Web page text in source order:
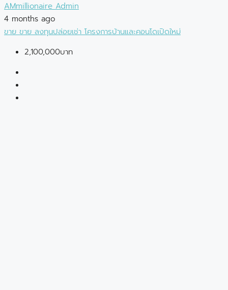
AMmillionaire Admin
4 months ago
ขายขายลงทุนปล่อยเช่าโครงการบ้านและคอนโดเปิดใหม่
2,100,000บาท